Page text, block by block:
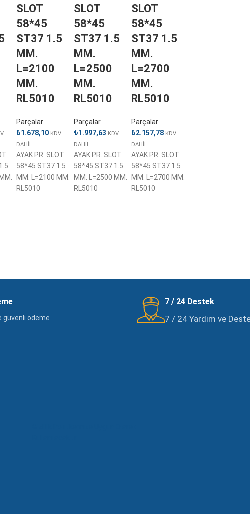
SLOT
58*45
ST37 1.5
MM.
L=2100
MM.
RL5010
Parçalar
₺1.678,10 KDV
DAHİL
AYAK PR. SLOT
58*45 ST37 1.5
MM. L=2100 MM.
RL5010
SLOT
58*45
ST37 1.5
MM.
L=2500
MM.
RL5010
Parçalar
₺1.997,63 KDV
DAHİL
AYAK PR. SLOT
58*45 ST37 1.5
MM. L=2500 MM.
RL5010
SLOT
58*45
ST37 1.5
MM.
L=2700
MM.
RL5010
Parçalar
₺2.157,78 KDV
DAHİL
AYAK PR. SLOT
58*45 ST37 1.5
MM. L=2700 MM.
RL5010
güvenli ödeme
7 / 24 Destek
7 / 24 Yardım ve